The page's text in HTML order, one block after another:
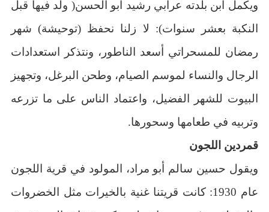
ويكمل ابن بلدته عرابي رشيد أبو الحسن( ولد فيها قبل
النكبة بعشر سنوات): لا زلنا نحفظ (توحيشة) شهر
رمضان للمسحراتي أسعد الناطور، ونتذكر استعدادات
الرجال والنساء لموسم الصيام، وطحن البرغل، وتجهيز
البيوت للشهر الفضيل، واعتماد الناس على ما تزرعه
وتربيه في طعامها وسحورها.
قمردين اللجون
ويقول حسين سالم أبو مراد، المولود في قرية اللجون
عام 1930: كانت قريتنا غنية بالخيرات مثل الخضروات